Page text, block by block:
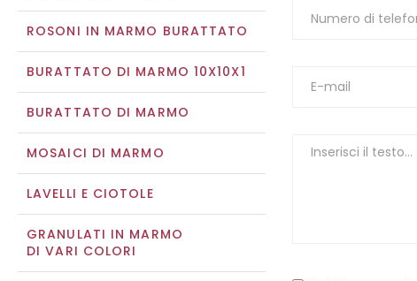
ROSONI IN MARMO BURATTATO
BURATTATO DI MARMO 10X10X1
BURATTATO DI MARMO
MOSAICI DI MARMO
LAVELLI E CIOTOLE
GRANULATI IN MARMO
DI VARI COLORI